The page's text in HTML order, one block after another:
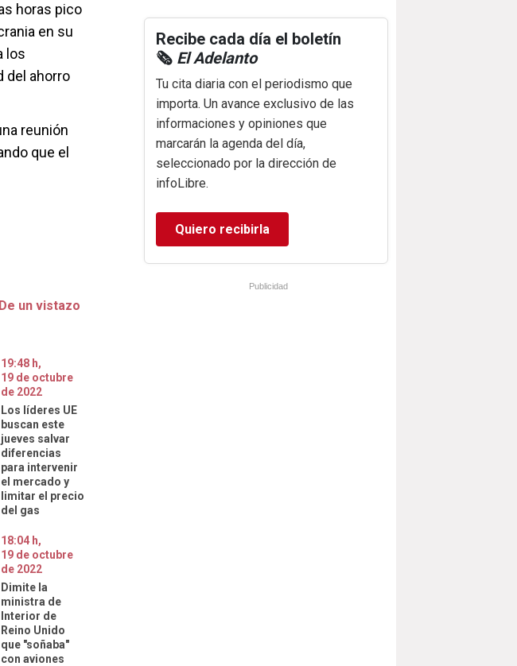
horas pico
en su
los
del ahorro
reunión
que el
De un vistazo
19:48 h,
19 de octubre
de 2022
Los líderes UE
buscan este
jueves salvar
diferencias
para intervenir
el mercado y
limitar el precio
del gas
18:04 h,
19 de octubre
de 2022
Dimite la
ministra de
Interior de
Reino Unido
que "soñaba"
con aviones
Recibe cada día el boletín
🗞️ El Adelanto
Tu cita diaria con el periodismo que
importa. Un avance exclusivo de las
informaciones y opiniones que
marcarán la agenda del día,
seleccionado por la dirección de
infoLibre.
Quiero recibirla
Publicidad